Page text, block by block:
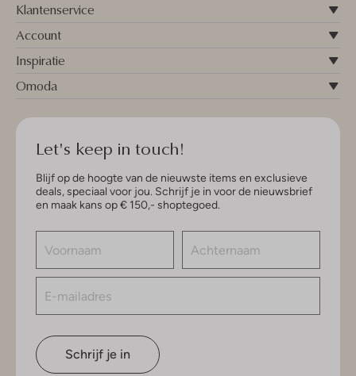
Klantenservice
Account
Inspiratie
Omoda
Let's keep in touch!
Blijf op de hoogte van de nieuwste items en exclusieve
deals, speciaal voor jou. Schrijf je in voor de nieuwsbrief
en maak kans op € 150,- shoptegoed.
Schrijf je in